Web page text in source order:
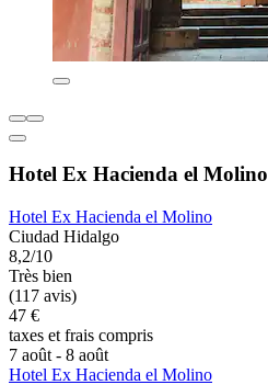
Hotel Ex Hacienda el Molino
Hotel Ex Hacienda el Molino
Ciudad Hidalgo
8,2/10
Très bien
(117 avis)
47 €
taxes et frais compris
7 août - 8 août
Hotel Ex Hacienda el Molino